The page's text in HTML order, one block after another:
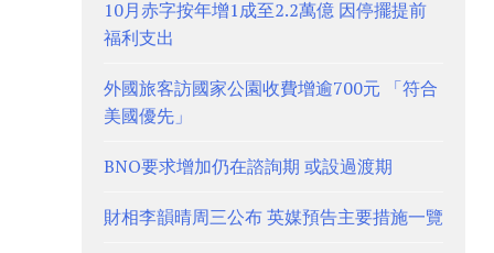
10月赤字按年增1成至2.2萬億 因停擺提前
福利支出
外國旅客訪國家公園收費增逾700元 「符合
美國優先」
BNO要求增加仍在諮詢期 或設過渡期
財相李韻晴周三公布 英媒預告主要措施一覽